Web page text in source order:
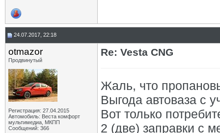
24.07.2017, 22:18
otmazor
Продвинутый
Регистрация: 27.04.2015
Автомобиль: Веста комфорт
мультимедиа, МКПП
Сообщений: 366
Re: Vesta CNG
Жаль, что
Выгода автоваза с
Вот только
2 (две) заправки с